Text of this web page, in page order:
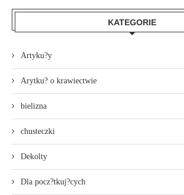
KATEGORIE
Artyku?y
Arytku? o krawiectwie
bielizna
chusteczki
Dekolty
Dla pocz?tkuj?cych